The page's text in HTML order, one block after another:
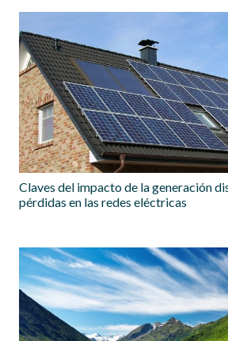
Claves del impacto de la generación
pérdidas en las redes eléctricas